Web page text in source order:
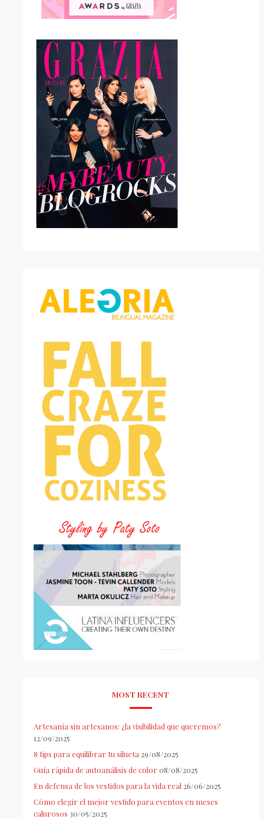
MOST RECENT
Artesanía sin artesanos: ¿la visibilidad que queremos?
12/09/2025
8 tips para equilibrar tu silueta 29/08/2025
Guía rápida de autoanálisis de color 08/08/2025
En defensa de los vestidos para la vida real 26/06/2025
Cómo elegir el mejor vestido para eventos en meses
calurosos 30/05/2025